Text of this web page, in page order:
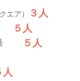
エア）
３人
５人
操
５人
人